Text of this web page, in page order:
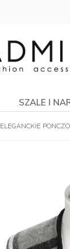
SZALE I
ELEGANCKIE